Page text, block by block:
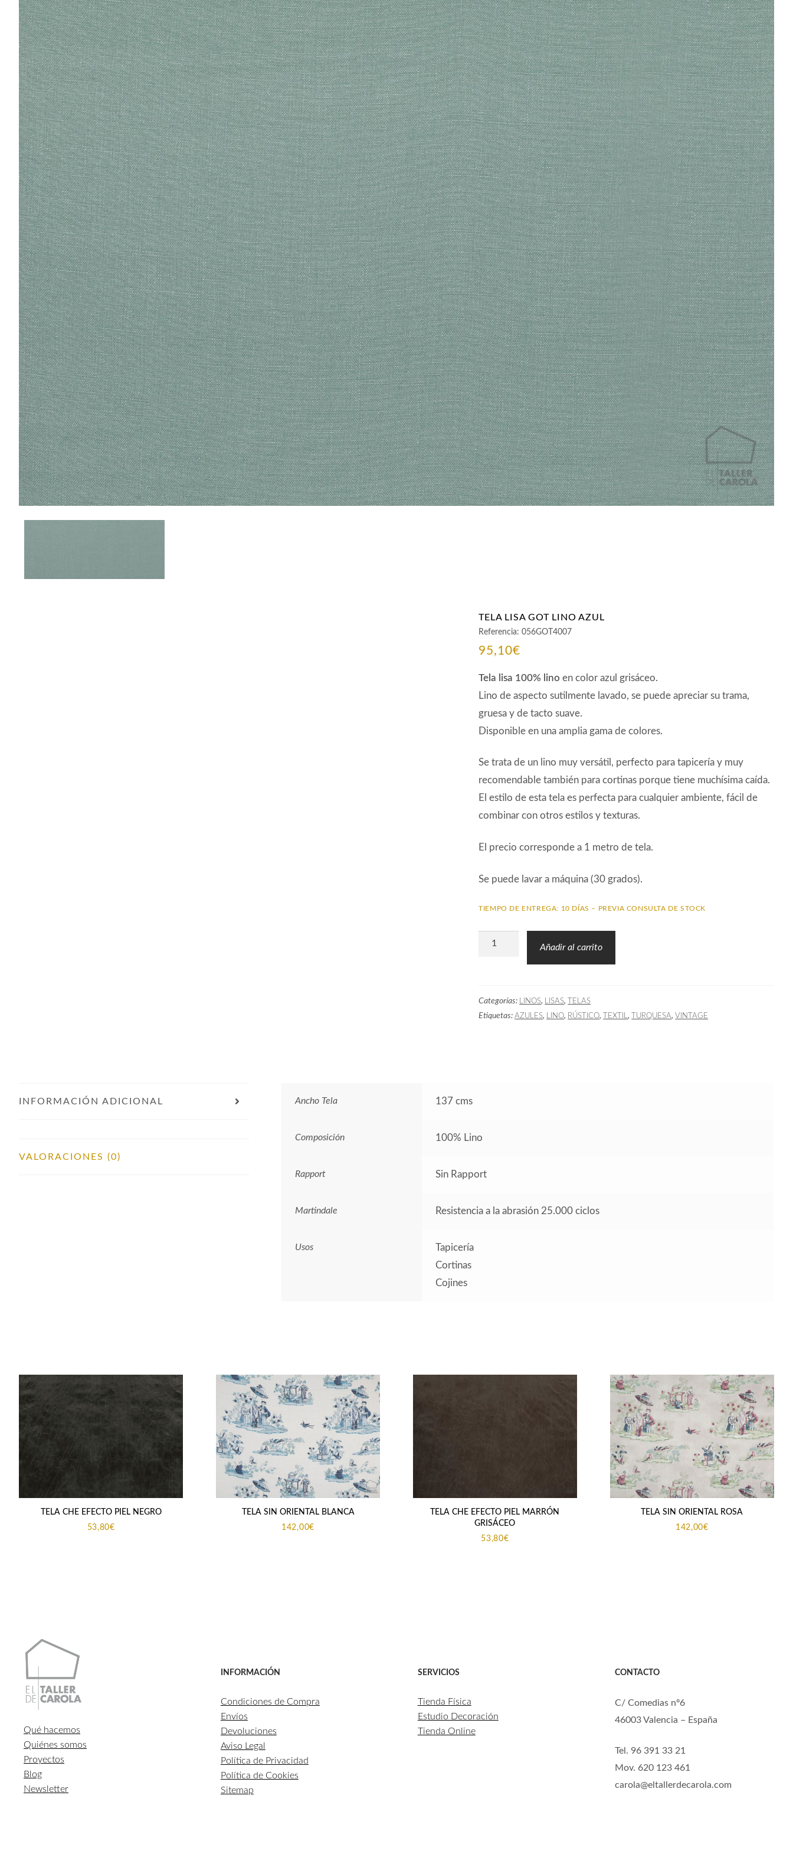
TELA LISA GOT LINO AZUL
Referencia:056GOT4007
95,10€
Tela lisa 100% linoen color azul grisáceo.
Lino de aspecto sutilmente lavado, se puede apreciar su trama,
gruesa y de tacto suave.
Disponible en una amplia gama de colores.
Se trata de un lino muy versátil, perfecto para tapicería y muy
recomendable también para cortinas porque tiene muchísima caída.
El estilo de esta tela es perfecta para cualquier ambiente, fácil de
combinar con otros estilos y texturas.
El precio corresponde a 1 metro de tela.
Se puede lavar a máquina (30 grados).
TIEMPO DE ENTREGA: 10 DÍAS – PREVIA CONSULTA DE STOCK
Tela
Azul
cantidad
Añadir al carrito
Categorías: LINOS, LISAS, TELAS
Etiquetas:AZULES, LINO, RÚSTICO, TEXTIL, TURQUESA,VINTAGE
INFORMACIÓN ADICIONAL
VALORACIONES (0)
Ancho Tela 137 cms
Composición 100% Lino
Rapport Sin Rapport
Martindale Resistencia a la abrasión 25.000 ciclos
Usos
Tapicería
Cortinas
Cojines
TELA CHE EFECTO PIEL NEGRO
53,80€
TELA SIN ORIENTAL BLANCA
142,00€
TELA CHE EFECTO PIEL MARRÓN
GRISÁCEO
53,80€
TELA SIN ORIENTAL ROSA
142,00€
Qué hacemos
Quiénes somos
Proyectos
Blog
Newsletter
INFORMACIÓN
Condiciones de Compra
Envíos
Devoluciones
Aviso Legal
Política de Privacidad
Política de Cookies
Sitemap
SERVICIOS
Tienda Física
Estudio Decoración
Tienda Online
CONTACTO
C/ Comedias nº6
46003 Valencia – España
Tel. 96 391 33 21
Mov. 620 123 461
carola@eltallerdecarola.com